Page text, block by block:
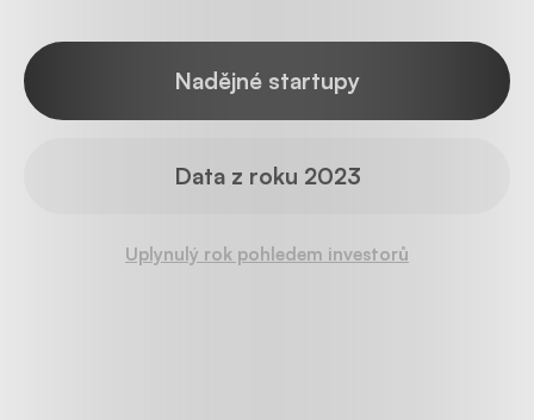
Nadějné startupy
Data z roku 2023
Uplynulý rok pohledem investorů